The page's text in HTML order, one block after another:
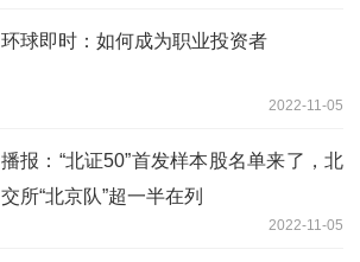
环球即时：如何成为职业投资者
2022-11-05
播报：“北证50”首发样本股名单来了，北
交所“北京队”超一半在列
2022-11-05